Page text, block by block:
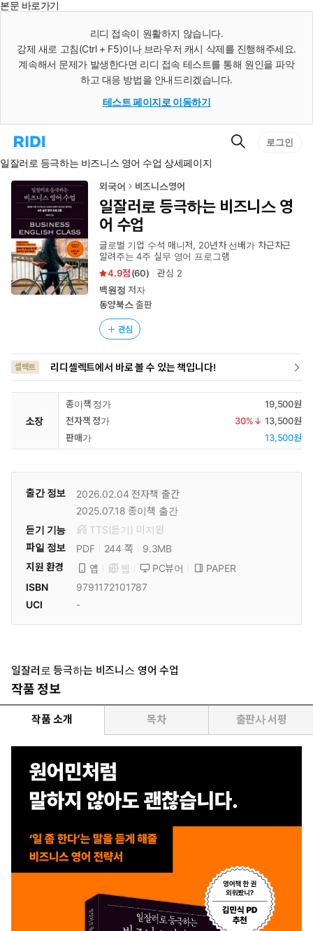
본문 바로가기
리디 접속이 원활하지 않습니다.
강제 새로 고침(Ctrl + F5)이나 브라우저 캐시 삭제를 진행해주세요.
계속해서 문제가 발생한다면 리디 접속 테스트를 통해 원인을 파악
하고 대응 방법을 안내드리겠습니다.
테스트 페이지로 이동하기
리
홈
로
검
로그인
일잘러로 등극하는 비즈니스 영어 수업 상세페이지
외국어 비즈니스영어
일잘러로 등극하는 비즈니스 영
어 수업
글로벌 기업 수석 매니저, 20년차 선배가 차근차근
알려주는 4주 실무 영어 프로그램
4.9
(60) 관심 2
백원정 저자
동양북스출판
관심
셀렉트 리디셀렉트에서 바로 볼 수 있는 책입니다!
소장
종이책 정가
19,500원
전자책 정가
30%↓ 13,500원
판매가
13,500원
출간 정보 2026.02.04 전자책 출간
2025.07.18 종이책 출간
듣기 기능
TTS(듣기) 미 지원
파일 정보
PDF 244 쪽
9.3MB
지원 환경
앱 웹 PC뷰어
PAPER
ISBN
9791172101787
UCI
-
일잘러로 등극하는 비즈니스 영어 수업
작품 정보
작품 소개 목차 출판사 서평